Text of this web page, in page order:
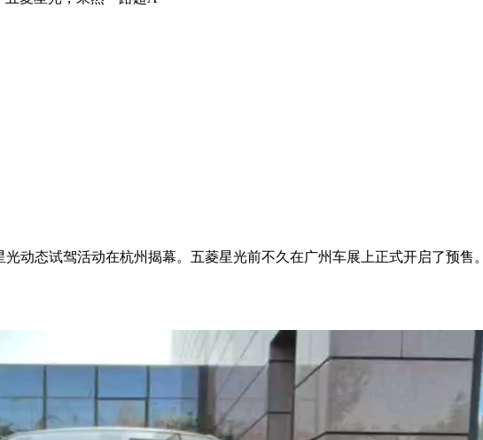
动态试驾活动在杭州揭幕。五菱星光前不久在广州车展上正式开启了预售